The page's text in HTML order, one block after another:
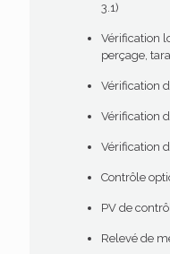
3.1)
Vérification
perçage,
Vérification
Vérification
Vérification
Contrôle
PV de
Relevé de